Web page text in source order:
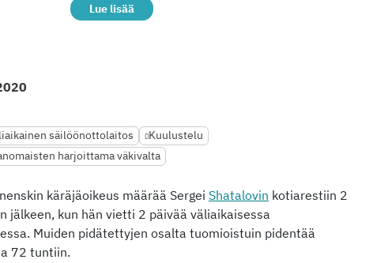
Lue lisää
säilöönottolaitos
Kuulustelu
harjoittama väkivalta
käräjäoikeus määrää Sergei Shatalovin kotiarestiin 2
jälkeen, kun hän vietti 2 päivää väliaikaisessa
Muiden pidätettyjen osalta tuomioistuin pidentää
72 tuntiin.